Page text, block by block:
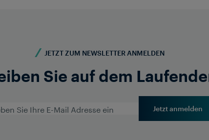
JETZT ZUM NEWSLETTER ANMELDEN
Sie auf dem
Jetzt anmelden